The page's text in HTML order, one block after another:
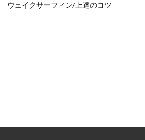
ウェイクサーフィン/上達のコツ